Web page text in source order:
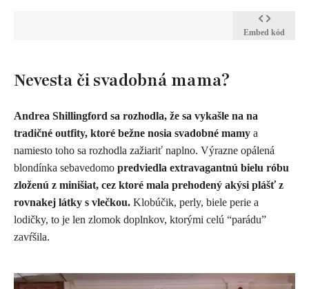
Embed kód
Nevesta či svadobná mama?
Andrea Shillingford sa rozhodla, že sa vykašle na na
tradičné outfity, ktoré bežne nosia svadobné mamy a
namiesto toho sa rozhodla zažiariť naplno. Výrazne opálená
blondínka sebavedomo predviedla extravagantnú bielu róbu
zloženú z minišiat, cez ktoré mala prehodený akýsi plášť z
rovnakej látky s vlečkou. Klobúčik, perly, biele perie a
lodičky, to je len zlomok doplnkov, ktorými celú “parádu”
zavŕšila.